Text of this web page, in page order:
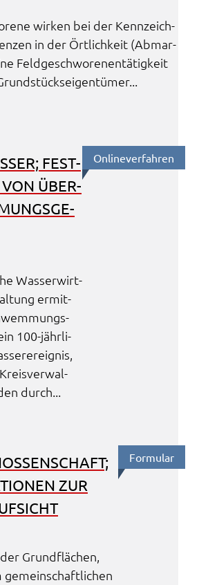
wirken bei der Kenn­zeich­
in der Örtlich­keit (Abmar­
Feld­ge­schwo­renen­tä­tig­keit
FEST­
VON ÜBER­
Wasser­wirt­
ermit­
100-jähr­li­
durch...
Online­ver­fah­ren
ZUR
Grund­flä­chen,
gemein­schaft­li­chen
Formu­lar